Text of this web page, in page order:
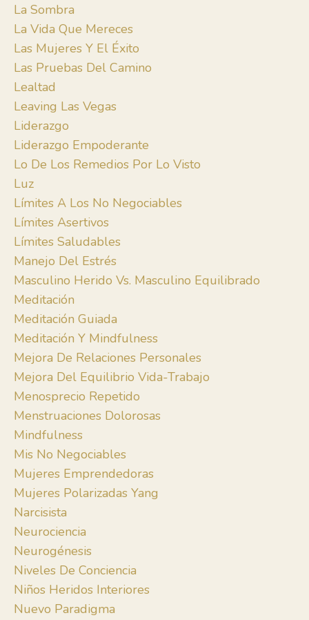
La Sombra
La Vida Que Mereces
Las Mujeres Y El Éxito
Las Pruebas Del Camino
Lealtad
Leaving Las Vegas
Liderazgo
Liderazgo Empoderante
Lo De Los Remedios Por Lo Visto
Luz
Límites A Los No Negociables
Límites Asertivos
Límites Saludables
Manejo Del Estrés
Masculino Herido Vs. Masculino Equilibrado
Meditación
Meditación Guiada
Meditación Y Mindfulness
Mejora De Relaciones Personales
Mejora Del Equilibrio Vida-Trabajo
Menosprecio Repetido
Menstruaciones Dolorosas
Mindfulness
Mis No Negociables
Mujeres Emprendedoras
Mujeres Polarizadas Yang
Narcisista
Neurociencia
Neurogénesis
Niveles De Conciencia
Niños Heridos Interiores
Nuevo Paradigma